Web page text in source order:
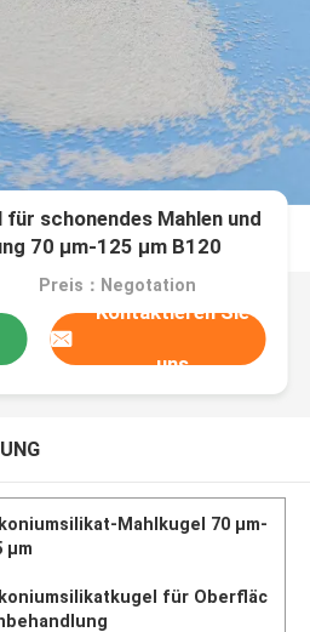
schonendes Mahlen und
70 µm-125 µm B120
Preis：Negotation
Kontaktieren Sie
uns
Mahlkugel 70 µm-
µm
für Oberfläc